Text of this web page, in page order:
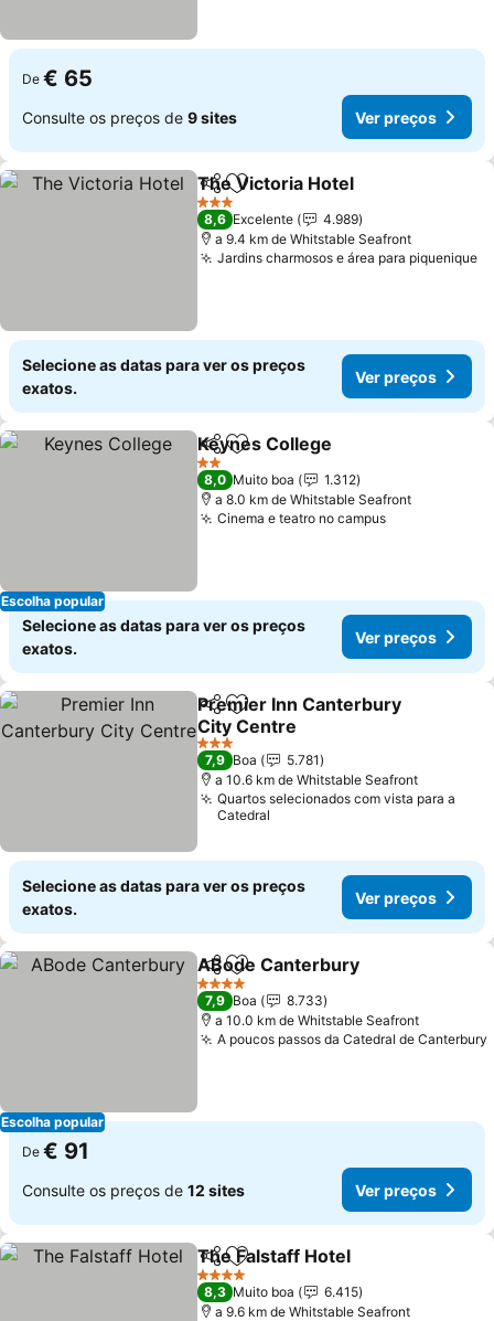
De € 65
Consulte os preços de 9 sites Ver preços
PartilharAdicionar aos favoritos
The Victoria Hotel
3 Estrelas
8,6 Excelente
4.989
a 9.4 km de Whitstable Seafront
Jardins charmosos e área para piquenique
Selecione as datas para ver os preços
exatos.
Ver preços
Escolha popular
PartilharAdicionar aos favoritos
Keynes College
2 Estrelas
8,0 Muito boa
1.312
a 8.0 km de Whitstable Seafront
Cinema e teatro no campusVer preços
Selecione as datas para ver os preços
exatos.
Ver preços
PartilharAdicionar aos favoritos
Premier Inn Canterbury
City Centre
Ver preços
3 Estrelas
7,9 Boa
5.781
a 10.6 km de Whitstable Seafront
Quartos selecionados com vista para a
Catedral
Selecione as datas para ver os preços
exatos.
Ver preços
Escolha popular
PartilharAdicionar aos favoritos
ABode Canterbury
4 Estrelas
7,9 Boa
8.733
a 10.0 km de Whitstable Seafront
A poucos passos da Catedral de Canterbury
De € 91
Consulte os preços de 12 sites Ver preços
PartilharAdicionar aos favoritos
The Falstaff Hotel
4 Estrelas
8,3 Muito boa
6.415
a 9.6 km de Whitstable Seafront